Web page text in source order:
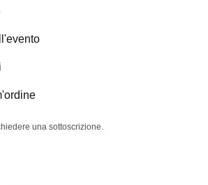
una sottoscrizione.